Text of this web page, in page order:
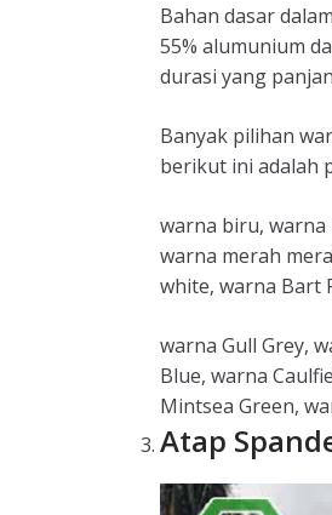
Bahan dasar
55% alumunium
durasi yang
Banyak pilihan
berikut ini adalah
warna biru, warna
warna merah
white, warna Bart
warna Gull Grey,
Blue, warna
Mintsea Green,
Atap